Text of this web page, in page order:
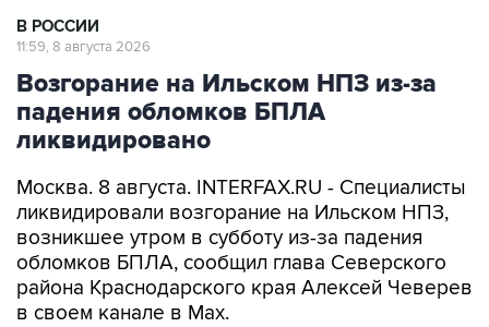
В РОССИИ
11:59, 8 августа 2026
Возгорание на Ильском НПЗ из-за
падения обломков БПЛА
ликвидировано
Москва. 8 августа. INTERFAX.RU - Специалисты
ликвидировали возгорание на Ильском НПЗ,
возникшее утром в субботу из-за падения
обломков БПЛА, сообщил глава Северского
района Краснодарского края Алексей Чеверев
в своем канале в Max.